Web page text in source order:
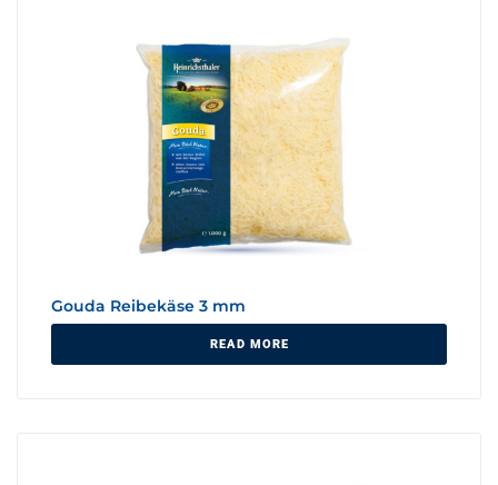
Gouda Reibekäse 3 mm
READ MORE